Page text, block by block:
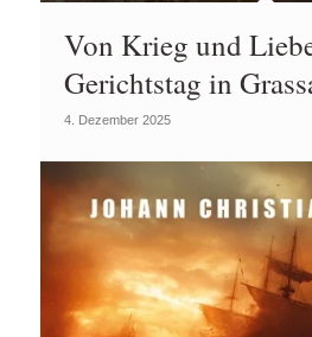
Von Krieg und
Gerichtstag in
4. Dezember 2025